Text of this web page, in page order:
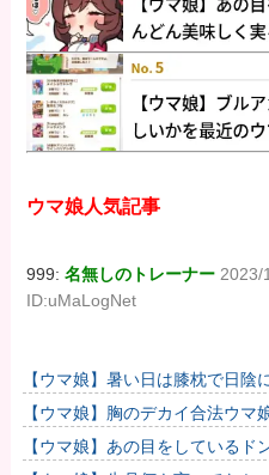
ウマ娘人気記事
999:名無しのトレーナー 2023/
ID:uMaLogNet
【ウマ娘】暑い日は膝枕で日
くない場所だな」
【ウマ娘】胸のデカイ合法ウマ
るわな
【ウマ娘】あの目をしているド